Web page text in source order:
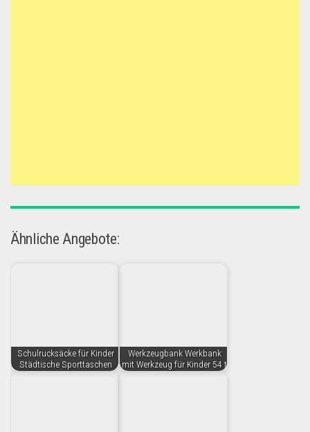
Ähnliche Angebote:
Schulrucksäcke für Kinder
Städtische Sporttaschen
Werkzeugbank Werkbank
mit Werkzeug für Kinder 54 t